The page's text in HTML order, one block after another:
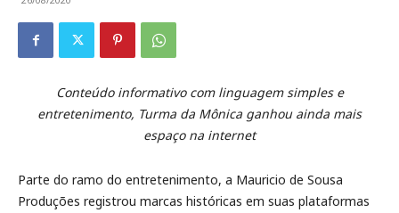
Conteúdo informativo com linguagem simples e
entretenimento, Turma da Mônica ganhou ainda mais
espaço na internet
Parte do ramo do entretenimento, a Mauricio de Sousa
Produções registrou marcas históricas em suas plataformas